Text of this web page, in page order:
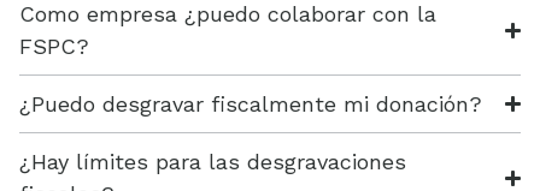
Como empresa ¿puedo colaborar con la
FSPC?
¿Puedo desgravar fiscalmente mi donación?
¿Hay límites para las desgravaciones